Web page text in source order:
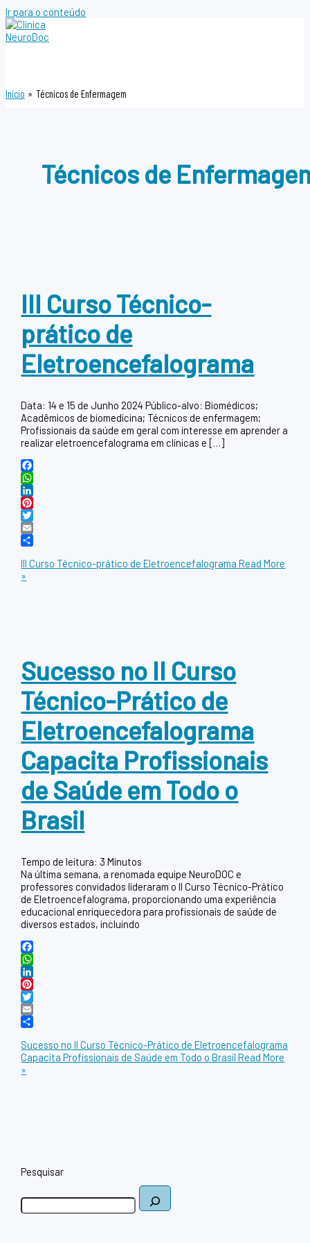
Ir para o conteúdo
Início Técnicos de Enfermagem
Técnicos de
III Curso Técnico-
prático de
Eletroencefalograma
Data: 14 e 15 de Junho 2024 Público-alvo: Biomédicos;
Acadêmicos de biomedicina; Técnicos de enfermagem;
Profissionais da saúde em geral com interesse em aprender a
realizar eletroencefalograma em clínicas e […]
Facebook
WhatsApp
LinkedIn
Pinterest
Twitter
Email
III Curso Técnico-prático de Eletroencefalograma Read More
»
Sucesso no II Curso
Técnico-Prático de
Eletroencefalograma
Capacita Profissionais
de Saúde em Todo o
Brasil
Tempo de leitura: 3 Minutos
Na última semana, a renomada equipe NeuroDOC e
professores convidados lideraram o II Curso Técnico-Prático
de Eletroencefalograma, proporcionando uma experiência
educacional enriquecedora para profissionais de saúde de
diversos estados, incluindo
Facebook
WhatsApp
LinkedIn
Pinterest
Twitter
Email
Sucesso no II Curso Técnico-Prático de Eletroencefalograma
Capacita Profissionais de Saúde em Todo o Brasil Read More
»
Pesquisar